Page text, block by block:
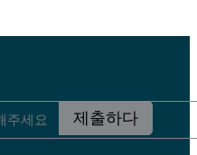
제출하다